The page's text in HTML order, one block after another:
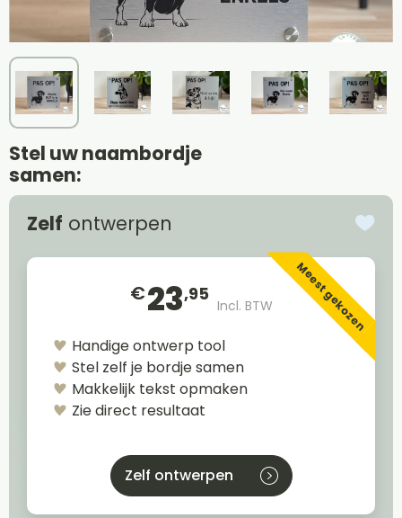
Stel uw naambordje
samen:
Zelf ontwerpen
€23,95
Incl. BTW Meest gekozen
Handige ontwerp tool
Stel zelf je bordje samen
Makkelijk tekst opmaken
Zie direct resultaat
Zelf ontwerpen